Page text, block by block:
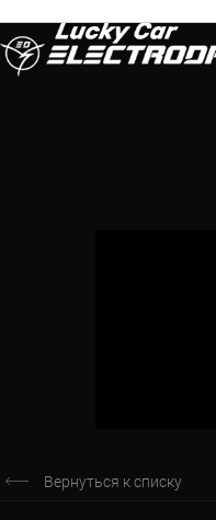
Вернуться к списку